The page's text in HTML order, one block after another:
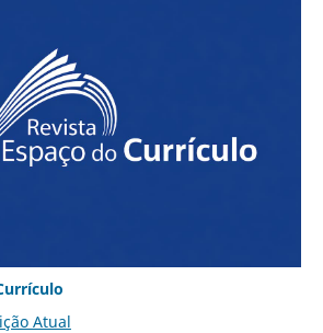
Atual